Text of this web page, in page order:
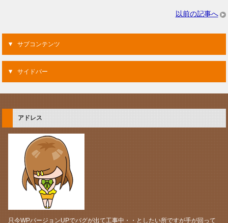
以前の記事へ
サブコンテンツ
サイドバー
アドレス
只今WPバージョンUPでバグが出て工事中・・としたい所ですが手が回って